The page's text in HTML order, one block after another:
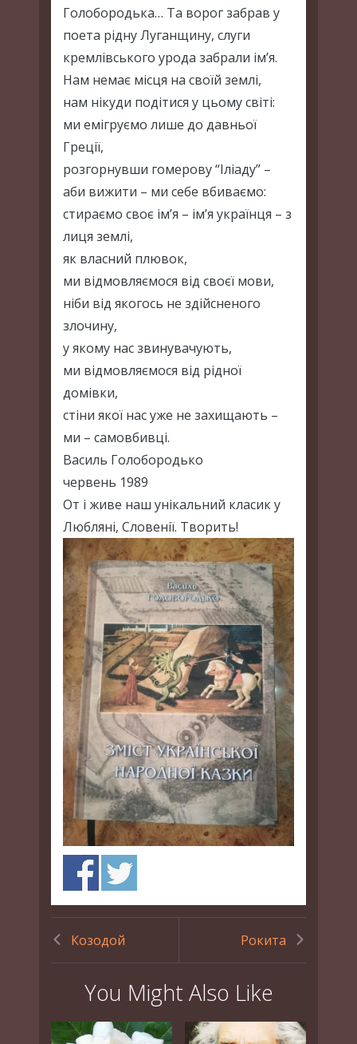
Голобородька… Та ворог забрав у
поета рідну Луганщину, слуги
кремлівського урода забрали ім’я.
Нам немає місця на своїй землі,
нам нікуди подітися у цьому світі:
ми емігруємо лише до давньої
Греції,
розгорнувши гомерову “Іліаду” –
аби вижити – ми себе вбиваємо:
стираємо своє ім’я – ім’я українця – з
лиця землі,
як власний плювок,
ми відмовляємося від своєї мови,
ніби від якогось не здійсненого
злочину,
у якому нас звинувачують,
ми відмовляємося від рідної
домівки,
стіни якої нас уже не захищають –
ми – самовбивці.
Василь Голобородько
червень 1989
От і живе наш унікальний класик у
Любляні, Словенії. Творить!
Козодой Рокита
You Might Also Like